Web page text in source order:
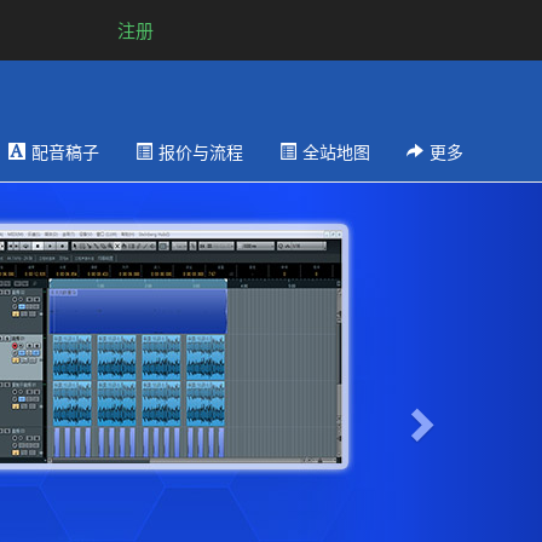
注册
配音稿子 报价与流程 全站地图 更多